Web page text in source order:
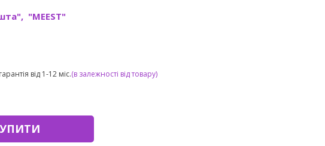
"MEEST"
від 1-12 міс.(в залежності від товару)